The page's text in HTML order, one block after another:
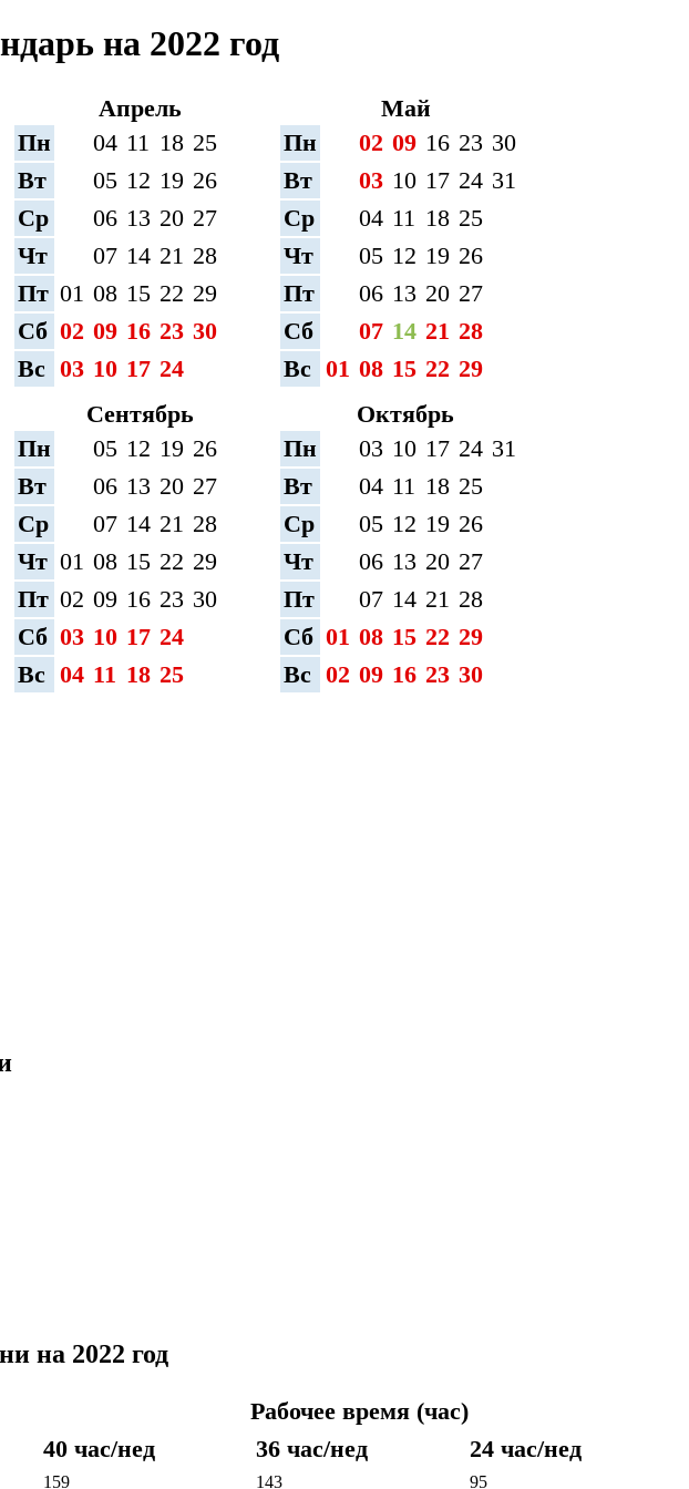
на 2022 год
Апрель
Пн
04 11 18 25
Вт
05 12 19 26
Ср
06 13 20 27
Чт
07 14 21 28
Пт 01 08 15 22 29
Сб 02 09 16 23 30
Вс 03 10 17 24
Май
Пн
02 09 16 23 30
Вт
03 10 17 24 31
Ср
04 11 18 25
Чт
05 12 19 26
Пт
06 13 20 27
Сб
07 14 21 28
Вс 01 08 15 22 29
Сентябрь
Пн
05 12 19 26
Вт
06 13 20 27
Ср
07 14 21 28
Чт 01 08 15 22 29
Пт 02 09 16 23 30
Сб 03 10 17 24
Вс 04 11 18 25
Октябрь
Пн
03 10 17 24 31
Вт
04 11 18 25
Ср
05 12 19 26
Чт
06 13 20 27
Пт
07 14 21 28
Сб 01 08 15 22 29
Вс 02 09 16 23 30
на 2022 год
Рабочее время (час)
40 час/нед 36 час/нед 24 час/нед
159 143 95